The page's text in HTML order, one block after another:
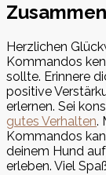
Herzlichen
Kommandos
sollte. Erinnere
positive
erlernen. Sei
gutes Verhalten.
Kommandos
deinem Hund
erleben. Viel